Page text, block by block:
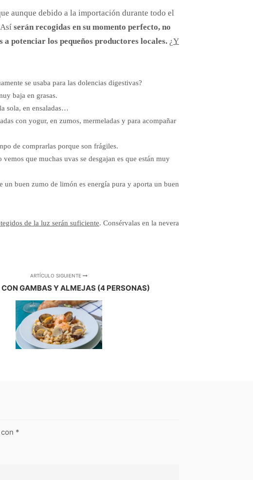
aunque debido a la importación durante todo el
serán recogidas en su momento perfecto, no
potenciar los pequeños productores locales. ¿Y
se usaba para las dolencias digestivas?
baja en grasas.
sola, en ensaladas…
con yogur, en zumos, mermeladas y para acompañar
de comprarlas porque son frágiles.
que muchas uvas se desgajan es que están muy
un buen zumo de limón es energía pura y aporta un buen
de la luz serán suficiente. Consérvalas en la nevera
ARTÍCULO SIGUIENTE
GAMBAS Y ALMEJAS (4 PERSONAS)
*